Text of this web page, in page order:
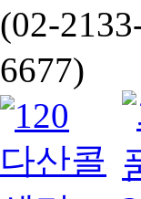
(02-
6677)